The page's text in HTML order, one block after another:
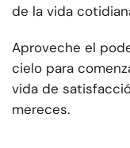
de la vida
Aproveche el
cielo para
vida de
mereces.